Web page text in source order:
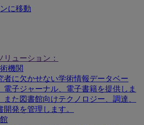
に移動
ューション：
機関
者に欠かせない学術情報データベー
電子ジャーナル、電子書籍を提供しま
また図書館向けテクノロジー、調達、
開発を管理します。